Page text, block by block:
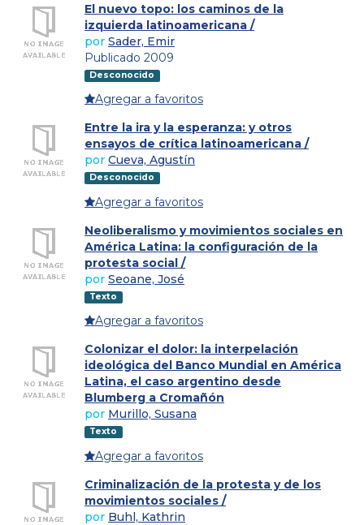
El nuevo topo: los caminos de la
izquierda latinoamericana /
por Sader, Emir
Publicado 2009
Desconocido
Agregar a favoritos
Entre la ira y la esperanza: y otros
ensayos de crítica latinoamericana /
por Cueva, Agustín
Desconocido
Agregar a favoritos
Neoliberalismo y movimientos sociales en
América Latina: la configuración de la
protesta social /
por Seoane, José
Texto
Agregar a favoritos
Colonizar el dolor: la interpelación
ideológica del Banco Mundial en América
Latina, el caso argentino desde
Blumberg a Cromañón
por Murillo, Susana
Texto
Agregar a favoritos
Criminalización de la protesta y de los
movimientos sociales /
por Buhl, Kathrin